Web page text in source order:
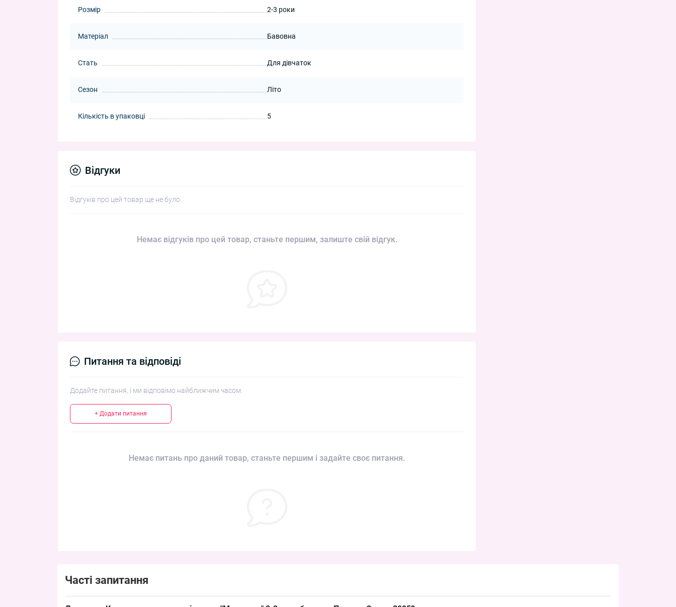
Розмір 2-3 роки
Матеріал Бавовна
Стать Для дівчаток
Сезон Літо
Кількість в упаковці 5
Відгуки
Відгуків про цей товар ще не було.
Немає відгуків про цей товар, станьте першим, залиште свій відгук.
Питання та відповіді
Додайте питання, і ми відповімо найближчим часом.
+ Додати питання
Немає питань про даний товар, станьте першим і задайте своє питання.
Часті запитання